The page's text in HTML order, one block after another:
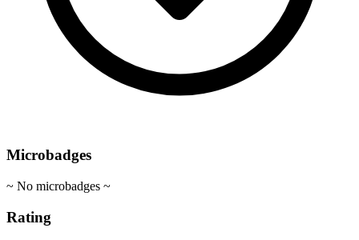
Microbadges
~ No microbadges ~
Rating